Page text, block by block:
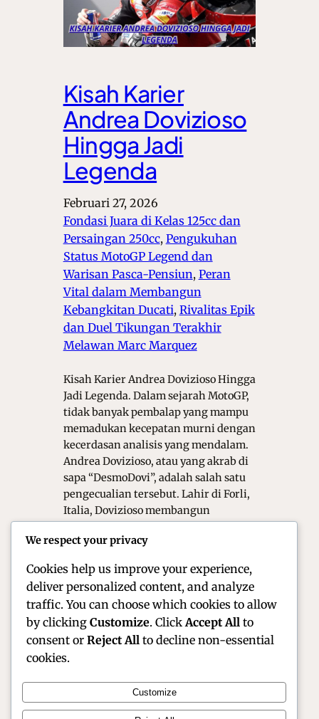
Kisah Karier
Andrea Dovizioso
Hingga Jadi
Legenda
Februari 27, 2026
Fondasi Juara di Kelas 125cc dan
Persaingan 250cc, Pengukuhan
Status MotoGP Legend dan
Warisan Pasca-Pensiun, Peran
Vital dalam Membangun
Kebangkitan Ducati, Rivalitas Epik
dan Duel Tikungan Terakhir
Melawan Marc Marquez
Kisah Karier Andrea Dovizioso Hingga
Jadi Legenda. Dalam sejarah MotoGP,
tidak banyak pembalap yang mampu
memadukan kecepatan murni dengan
kecerdasan analisis yang mendalam.
Andrea Dovizioso, atau yang akrab di
sapa “DesmoDovi”, adalah salah satu
pengecualian tersebut. Lahir di Forli,
Italia, Dovizioso membangun
tenang, teknis, dan sangat analitis.
We respect your privacy
Cookies help us improve your experience,
deliver personalized content, and analyze
traffic. You can choose which cookies to allow
by clicking Customize. Click Accept All to
consent or Reject All to decline non-essential
cookies.
Customize